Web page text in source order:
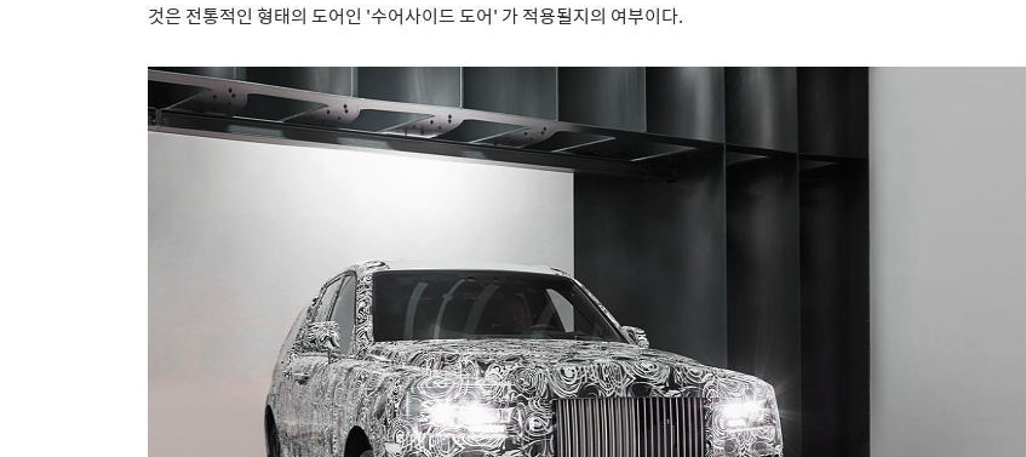
것은 전통적인 형태의 도어인 '수어사이드 도어' 가 적용될지의 여부이다.